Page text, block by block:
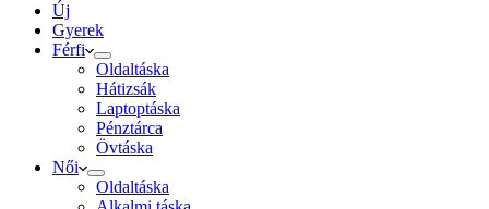
Új
Gyerek
Férfi
Oldaltáska
Hátizsák
Laptoptáska
Pénztárca
Övtáska
Női
Oldaltáska